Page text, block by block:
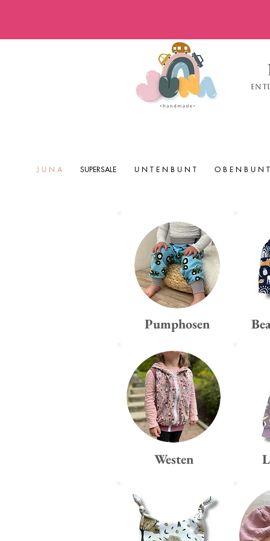
J U N A SUPERSALE U N T E N B U N T O B E N B U N T
Pumphosen
Westen